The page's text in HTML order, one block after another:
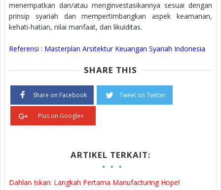
menempatkan dan/atau menginvestasikannya sesuai dengan
prinsip syariah dan mempertimbangkan aspek keamanan,
kehati-hatian, nilai manfaat, dan likuiditas.
Referensi : Masterplan Arsitektur Keuangan Syariah Indonesia
SHARE THIS
Share on Facebook Tweet on Twitter
Plus on Google+
ARTIKEL TERKAIT:
Dahlan Iskan: Langkah Pertama Manufacturing Hope!